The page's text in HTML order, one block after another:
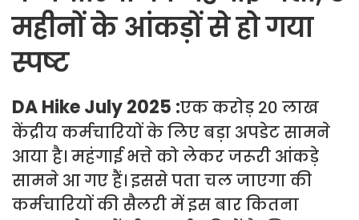
महीनों के आंकड़ों से हो गया
स्पष्ट
DA Hike July 2025 :एक करोड़ 20 लाख
केंद्रीय कर्मचारियों के लिए बड़ा अपडेट सामने
आया है। महंगाई भत्ते को लेकर जरूरी आंकड़े
सामने आ गए हैं। इससे पता चल जाएगा की
कर्मचारियों की सैलरी में इस बार कितना